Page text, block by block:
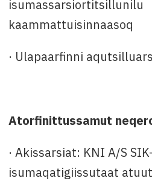
isumassarsiortitsillunilu
kaammattuisinnaasoq
· Ulapaarfinni
Atorfinittussamut
· Akissarsiat: KNI A/S
isumaqatigiissutaat